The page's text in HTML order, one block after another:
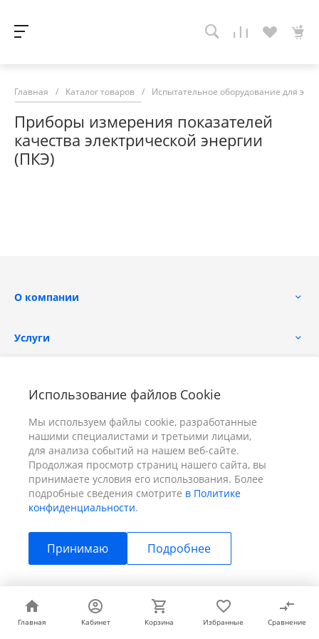
Использование файлов Cookie
Мы используем файлы cookie, разработанные
нашими специалистами и третьими лицами,
для анализа событий на нашем веб-сайте.
Продолжая просмотр страниц нашего сайта, вы
принимаете условия его использования. Более
подробные сведения смотрите в Политике
конфиденциальности.
Принимаю Подробнее
Главная Кабинет Корзина Избранные Сравнение
Главная Кабинет Корзина Избранные Сравнение
Главная / Каталог товаров / Испытательное оборудование для
Приборы измерения показателей
качества электрической энергии
(ПКЭ)
О компании
Услуги
+7 (391) 298-00-11 Заказать звонок
г. Красноярск, пер. Телевизорный 9 "А" ООО "ПРИЗМ"
© 2026 ПРИЗМ, Все права защищены